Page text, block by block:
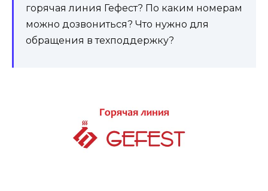
горячая линия Гефест? По каким номерам
можно дозвониться? Что нужно для
обращения в техподдержку?